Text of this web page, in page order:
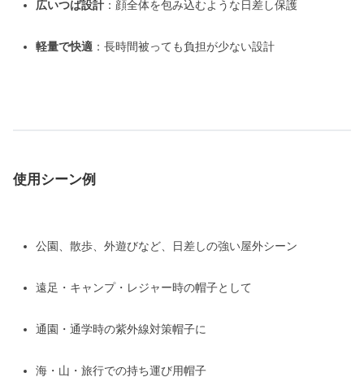
広いつば設計 ：顔全体を包み込むような日差し保護
軽量で快適 ：長時間被っても負担が少ない設計
使用シーン例
公園、散歩、外遊びなど、日差しの強い屋外シーン
遠足・キャンプ・レジャー時の帽子として
通園・通学時の紫外線対策帽子に
海・山・旅行での持ち運び用帽子